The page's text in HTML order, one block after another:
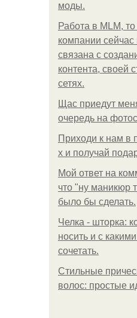
моды.
Работа в MLM, то
компании
связана с
контента, своей
сетях.
Щас приедут
очередь на
Приходи к нам в
х и получай
Мой ответ на
что "ну маникюр
было бы сделать.
Челка - шторка:
носить и с
сочетать.
Стильные
волос: простые